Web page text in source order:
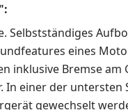
eines
Bremse
einer der
gewechselt